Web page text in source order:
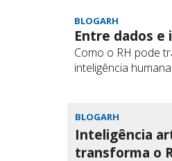
BLOGARH
Entre dados e
Como o RH pode
inteligência
BLOGARH
Inteligência
transforma o